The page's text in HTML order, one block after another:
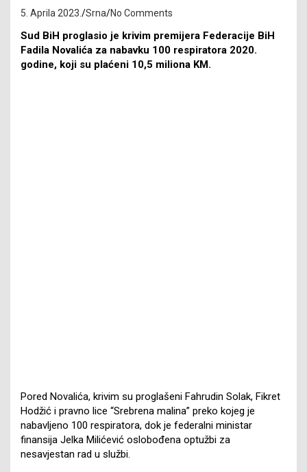
5. Aprila 2023. Srna No Comments
Sud BiH proglasio je krivim premijera Federacije BiH
Fadila Novalića za nabavku 100 respiratora 2020.
godine, koji su plaćeni 10,5 miliona KM.
Pored Novalića, krivim su proglašeni Fahrudin Solak, Fikret
Hodžić i pravno lice “Srebrena malina” preko kojeg je
nabavljeno 100 respiratora, dok je federalni ministar
finansija Jelka Milićević oslobođena optužbi za
nesavjestan rad u službi.